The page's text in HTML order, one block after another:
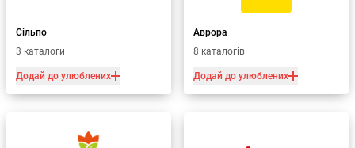
Сільпо
3 каталоги
Додай до улюблених
Аврора
8 каталогів
Додай до улюблених